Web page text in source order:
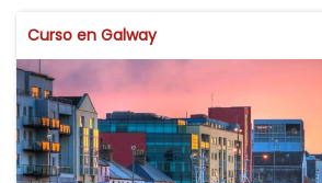
Curso en Galway